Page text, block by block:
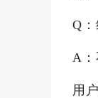
Q
A：
用